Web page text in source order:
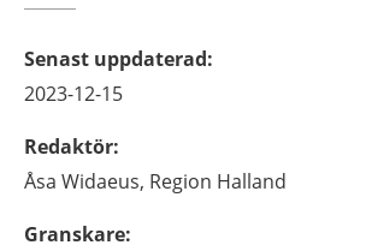
Senast uppdaterad:
2023-12-15
Redaktör:
Åsa Widaeus, Region Halland
Granskare: